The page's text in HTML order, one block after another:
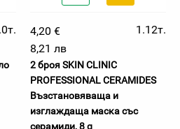
4,20 €
1.12т.
8,21 лв
2 броя SKIN CLINIC
PROFESSIONAL CERAMIDES
Възстановяваща и
изглаждаща маска със
серамиди, 8 g